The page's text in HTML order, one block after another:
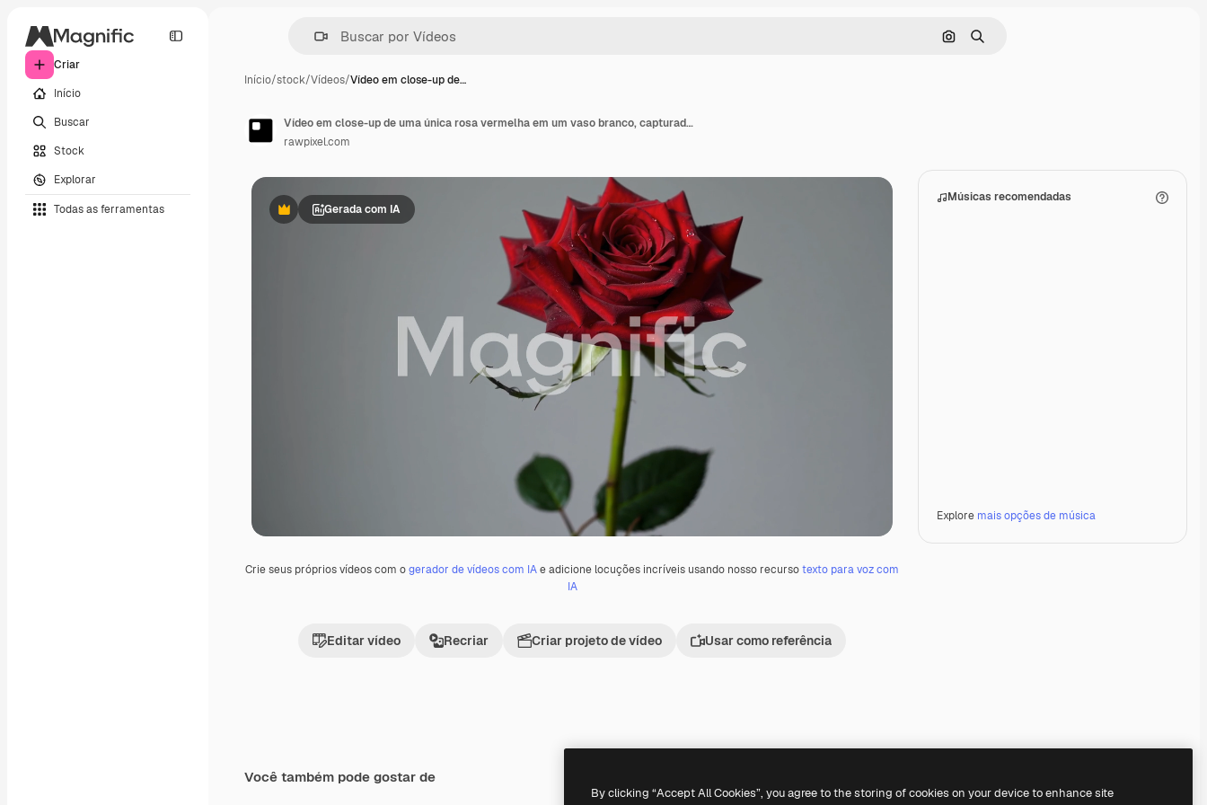
Criar
Início
Buscar
Stock
Explorar
Todas as ferramentas
Pesquisar por imagem
Buscar
Início/stock/Vídeos/Vídeo em close-up de…
PremiumGerada com IA
Crie seus próprios vídeos com ogerador de vídeos com IAe adicione locuções incríveis usando nosso recursotexto para voz com
IA
Editar vídeo Recriar Criar projeto de vídeo Usar como referência
Músicas recomendadas
Explore mais opções de música
Vídeo em close-up de uma única rosa vermelha em um vaso branco, capturado de um ângulo lateral contra um fundo neutro
rawpixel.com
Você também pode gostar de
Gerado por IA Premium
Premium Premium
Premium
By clicking “Accept All Cookies”, you agree to the storing of cookies on your device to enhance site